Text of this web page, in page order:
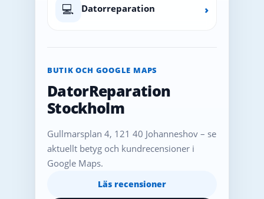
💻 Datorreparation ›
BUTIK OCH GOOGLE MAPS
DatorReparation
Stockholm
Gullmarsplan 4, 121 40 Johanneshov – se
aktuellt betyg och kundrecensioner i
Google Maps.
Läs recensioner